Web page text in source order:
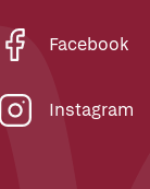
Facebook
Instagram